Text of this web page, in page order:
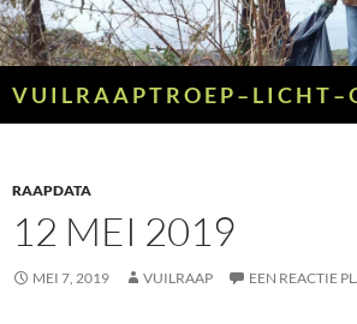
Ga
naar
de
inhoud
RAAPDATA
12 MEI 2019
MEI 7, 2019 VUILRAAP EEN REACTIE